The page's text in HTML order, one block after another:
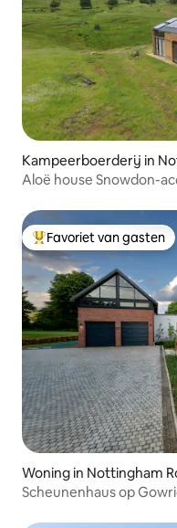
Kampeerboerderij in
Aloë house Snowdon-
Topfavoriet van gasten
Favoriet van gasten
Woning in Nottingham
Scheunenhaus op